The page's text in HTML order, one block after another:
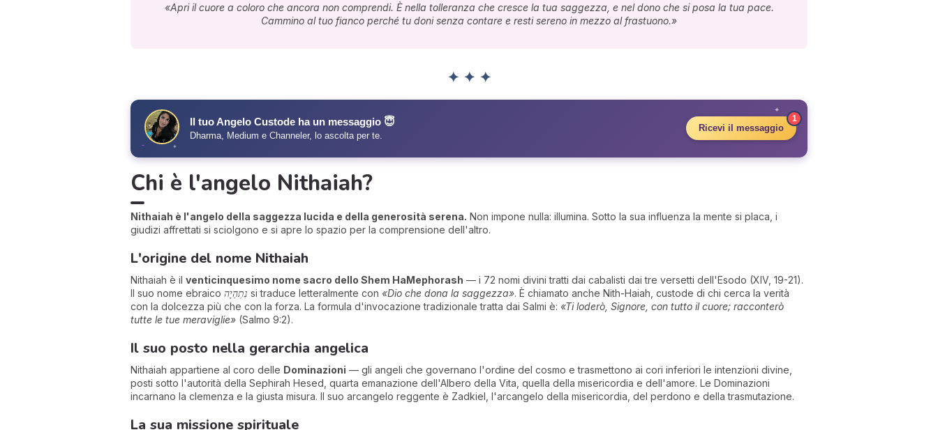
«Apri il cuore a coloro che ancora non comprendi. È nella tolleranza che cresce la tua saggezza, e nel dono che si posa la tua pace.
Cammino al tuo fianco perché tu doni senza contare e resti sereno in mezzo al frastuono.»
✦ ✦ ✦
✦
✦
✧ Il tuo Angelo Custode ha un messaggio 😇
Dharma, Medium e Channeler, lo ascolta per te.
Ricevi il messaggio
1
Chi è l'angelo Nithaiah?
Nithaiah è l'angelo della saggezza lucida e della generosità serena. Non impone nulla: illumina. Sotto la sua influenza la mente si placa, i
giudizi affrettati si sciolgono e si apre lo spazio per la comprensione dell'altro.
L'origine del nome Nithaiah
Nithaiah è il venticinquesimo nome sacro dello Shem HaMephorash — i 72 nomi divini tratti dai cabalisti dai tre versetti dell'Esodo (XIV, 19-21).
Il suo nome ebraico נִתְהַיָה si traduce letteralmente con «Dio che dona la saggezza». È chiamato anche Nith-Haiah, custode di chi cerca la verità
con la dolcezza più che con la forza. La formula d'invocazione tradizionale tratta dai Salmi è: «Ti loderò, Signore, con tutto il cuore; racconterò
tutte le tue meraviglie» (Salmo 9:2).
Il suo posto nella gerarchia angelica
Nithaiah appartiene al coro delle Dominazioni — gli angeli che governano l'ordine del cosmo e trasmettono ai cori inferiori le intenzioni divine,
posti sotto l'autorità della Sephirah Hesed, quarta emanazione dell'Albero della Vita, quella della misericordia e dell'amore. Le Dominazioni
incarnano la clemenza e la giusta misura. Il suo arcangelo reggente è Zadkiel, l'arcangelo della misericordia, del perdono e della trasmutazione.
La sua missione spirituale